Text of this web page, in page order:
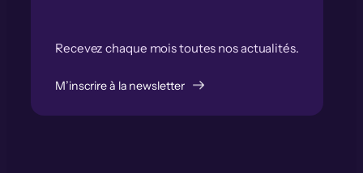
Recevez chaque mois toutes nos actualités.
M’inscrire à la newsletter